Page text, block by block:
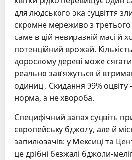
для людського ока суцвіття
скромне мереживо з
саме в цій невиразній масі й
потенційний врожай.
дорослому дереві може
реально зав’яжуться й
одиниці. Скидання 99% оцвіту
норма, а не хвороба.
Специфічний запах суцвіть
європейську бджолу, але й
запилювачів: у Мексиці та
це дрібні безжалі бджоли-